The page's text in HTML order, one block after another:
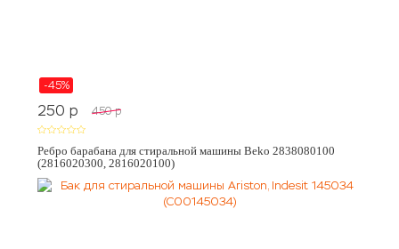
-45%
250 p 450 p
Ребро барабана для стиральной машины Beko 2838080100
(2816020300, 2816020100)